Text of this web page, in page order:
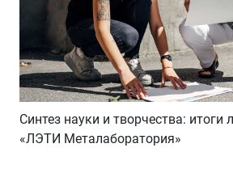
Cинтез науки и творчества: итоги
«ЛЭТИ Металаборатория»